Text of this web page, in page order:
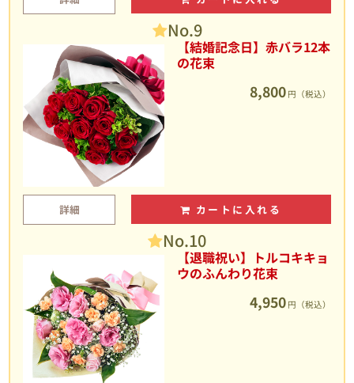
No.9
【結婚記念日】赤バラ12本
の花束
8,800 円（税込）
詳細 カートに入れる
No.10
【退職祝い】トルコキキョ
ウのふんわり花束
4,950 円（税込）